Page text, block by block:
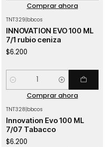
Comprar ahora
TNT329|bbcos
INNOVATION EVO 100 ML
7/1 rubio ceniza
$6.200
Cantidad
Comprar ahora
TNT328|bbcos
Innovation Evo 100 ML
7/07 Tabacco
$6.200